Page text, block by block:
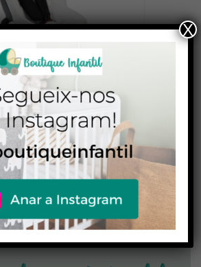
Bambú Izi modular / Izi
/ iZi Turn BeSafe
68,00€
X